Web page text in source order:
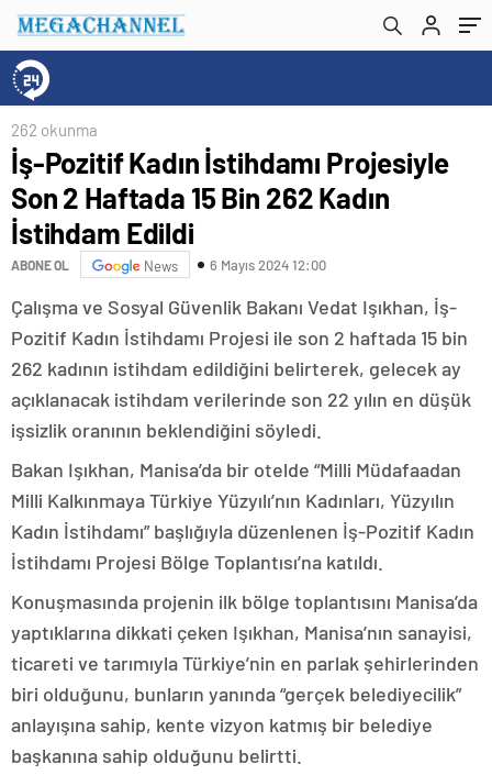
262 okunma
İş-Pozitif Kadın İstihdamı Projesiyle
Son 2 Haftada 15 Bin 262 Kadın
İstihdam Edildi
ABONE OL News 6 Mayıs 2024 12:00
Çalışma ve Sosyal Güvenlik Bakanı Vedat Işıkhan, İş-
Pozitif Kadın İstihdamı Projesi ile son 2 haftada 15 bin
262 kadının istihdam edildiğini belirterek, gelecek ay
açıklanacak istihdam verilerinde son 22 yılın en düşük
işsizlik oranının beklendiğini söyledi.
Bakan Işıkhan, Manisa’da bir otelde “Milli Müdafaadan
Milli Kalkınmaya Türkiye Yüzyılı’nın Kadınları, Yüzyılın
Kadın İstihdamı” başlığıyla düzenlenen İş-Pozitif Kadın
İstihdamı Projesi Bölge Toplantısı’na katıldı.
Konuşmasında projenin ilk bölge toplantısını Manisa’da
yaptıklarına dikkati çeken Işıkhan, Manisa’nın sanayisi,
ticareti ve tarımıyla Türkiye’nin en parlak şehirlerinden
biri olduğunu, bunların yanında “gerçek belediyecilik”
anlayışına sahip, kente vizyon katmış bir belediye
başkanına sahip olduğunu belirtti.